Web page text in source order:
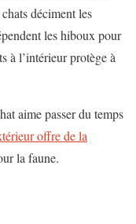
déciment les
les hiboux pour
à l’intérieur protège à
aime passer du temps
offre de la
la faune.